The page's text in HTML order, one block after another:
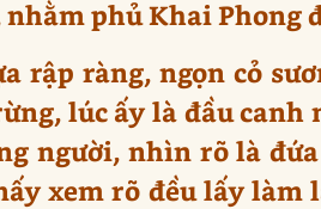
phủ Khai Phong
rập ràng, ngọn cỏ
lúc ấy là đầu
người, nhìn rõ là
xem rõ đều lấy làm